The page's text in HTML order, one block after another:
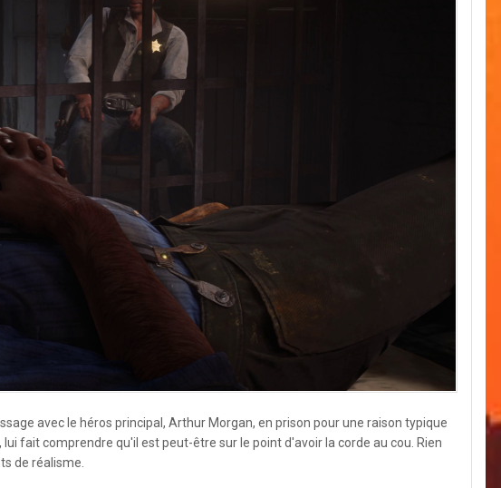
avec le héros principal, Arthur Morgan, en prison pour une raison typique
fait comprendre qu'il est peut-être sur le point d'avoir la corde au cou. Rien
de réalisme.